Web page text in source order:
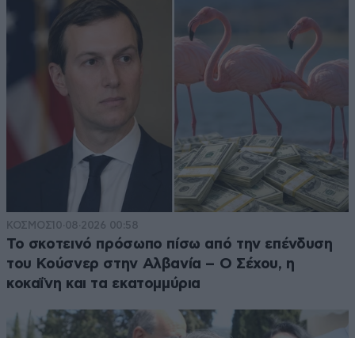
ΚΟΣΜΟΣ10·08·2026 00:58
Το σκοτεινό πρόσωπο πίσω από την επένδυση
του Κούσνερ στην Αλβανία – Ο Σέχου, η
κοκαΐνη και τα εκατομμύρια